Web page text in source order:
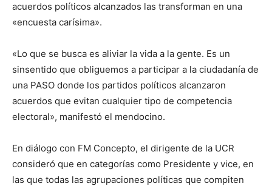
acuerdos políticos alcanzados las transforman en una
«encuesta carísima».
«Lo que se busca es aliviar la vida a la gente. Es un
sinsentido que obliguemos a participar a la ciudadanía de
una PASO donde los partidos políticos alcanzaron
acuerdos que evitan cualquier tipo de competencia
electoral», manifestó el mendocino.
En diálogo con FM Concepto, el dirigente de la UCR
consideró que en categorías como Presidente y vice, en
las que todas las agrupaciones políticas que compiten